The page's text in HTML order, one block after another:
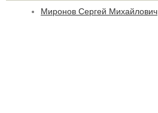
Миронов Сергей Михайлович